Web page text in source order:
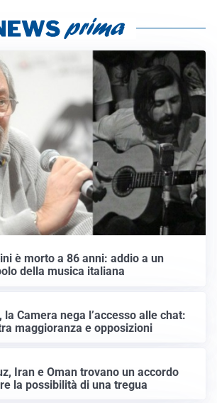
è morto a 86 anni: addio a un
della musica italiana
la Camera nega l’accesso alle chat:
maggioranza e opposizioni
Iran e Oman trovano un accordo
la possibilità di una tregua